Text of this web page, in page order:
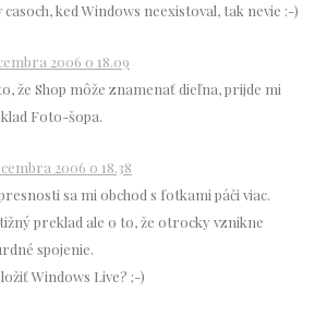
ked Windows neexistoval, tak nevie :-)
2006 o 18.09
že Shop môže znamenať dieľna, prijde mi
Foto-šopa.
2006 o 18.38
sa mi obchod s fotkami páči viac.
preklad ale o to, že otrocky vznikne
spojenie.
Windows Live? ;-)